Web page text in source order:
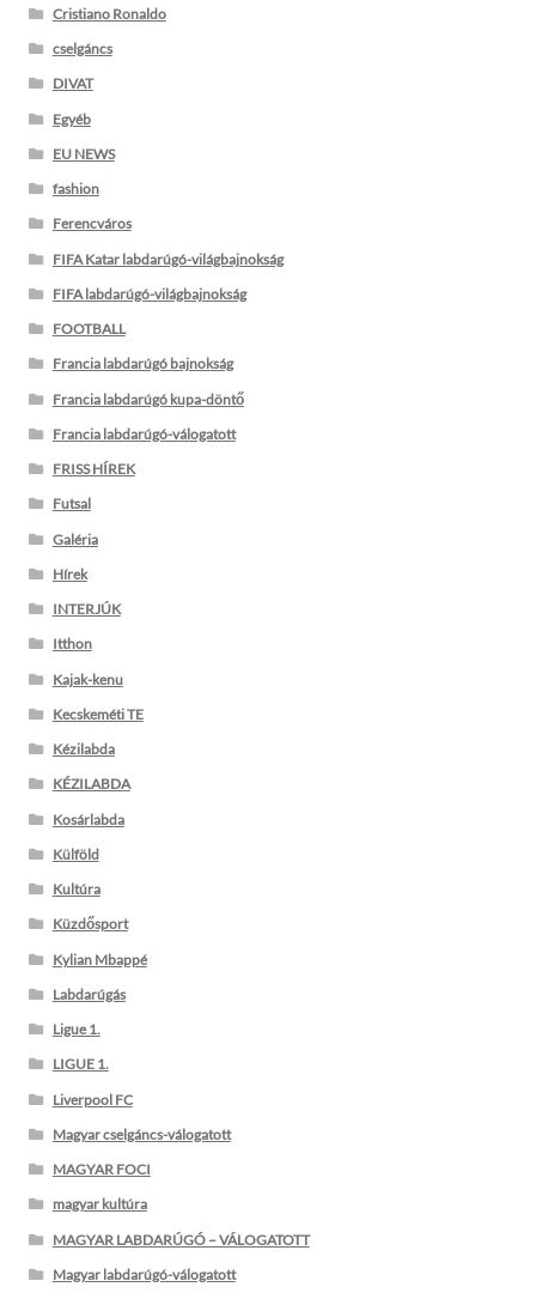
Cristiano Ronaldo
cselgáncs
DIVAT
Egyéb
EU NEWS
fashion
Ferencváros
FIFA Katar labdarúgó-világbajnokság
FIFA labdarúgó-világbajnokság
FOOTBALL
Francia labdarúgó bajnokság
Francia labdarúgó kupa-döntő
Francia labdarúgó-válogatott
FRISS HÍREK
Futsal
Galéria
Hírek
INTERJÚK
Itthon
Kajak-kenu
Kecskeméti TE
Kézilabda
KÉZILABDA
Kosárlabda
Külföld
Kultúra
Küzdősport
Kylian Mbappé
Labdarúgás
Ligue 1.
LIGUE 1.
Liverpool FC
Magyar cselgáncs-válogatott
MAGYAR FOCI
magyar kultúra
MAGYAR LABDARÚGÓ – VÁLOGATOTT
Magyar labdarúgó-válogatott